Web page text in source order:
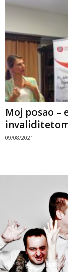
Moj posao –
09/08/2021